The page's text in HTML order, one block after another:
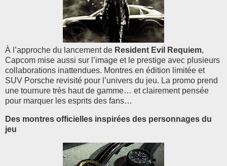
À l’approche du lancement de Resident Evil Requiem,
Capcom mise aussi sur l’image et le prestige avec plusieurs
collaborations inattendues. Montres en édition limitée et
SUV Porsche revisité pour l’univers du jeu. La promo prend
une tournure très haut de gamme… et clairement pensée
pour marquer les esprits des fans…
Des montres officielles inspirées des personnages du
jeu